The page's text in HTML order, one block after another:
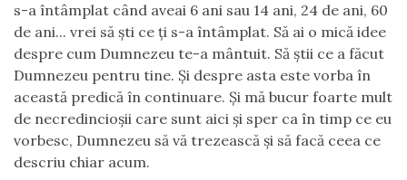
s-a întâmplat când aveai 6 ani sau 14 ani, 24 de ani, 60
de ani... vrei să şti ce ţi s-a întâmplat. Să ai o mică idee
despre cum Dumnezeu te-a mântuit. Să ştii ce a făcut
Dumnezeu pentru tine. Şi despre asta este vorba în
această predică în continuare. Şi mă bucur foarte mult
de necredincioşii care sunt aici şi sper ca în timp ce eu
vorbesc, Dumnezeu să vă trezească şi să facă ceea ce
descriu chiar acum.